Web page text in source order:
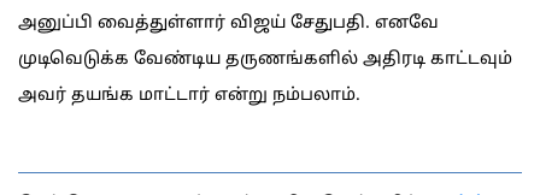
அனுப்பி வைத்துள்ளார் விஜய் சேதுபதி. எனவே
முடிவெடுக்க வேண்டிய தருணங்களில் அதிரடி காட்டவும்
அவர் தயங்க மாட்டார் என்று நம்பலாம்.